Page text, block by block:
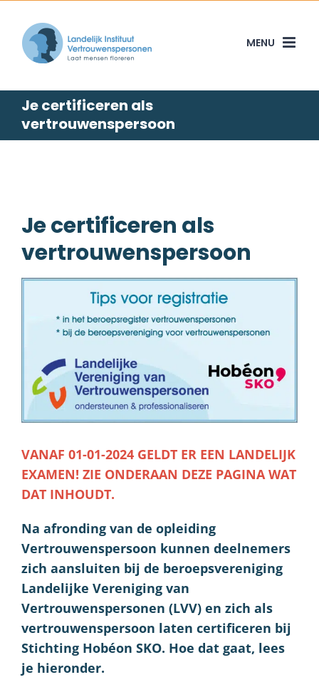
content
Je certificeren als
vertrouwenspersoon
Je certificeren als
vertrouwenspersoon
VANAF 01-01-2024 GELDT ER EEN LANDELIJK
EXAMEN! ZIE ONDERAAN DEZE PAGINA WAT
DAT INHOUDT.
Na afronding van de opleiding
Vertrouwenspersoon kunnen deelnemers
zich aansluiten bij de beroepsvereniging
Landelijke Vereniging van
Vertrouwenspersonen (LVV) en zich als
vertrouwenspersoon laten certificeren bij
Stichting Hobéon SKO. Hoe dat gaat, lees
je hieronder.